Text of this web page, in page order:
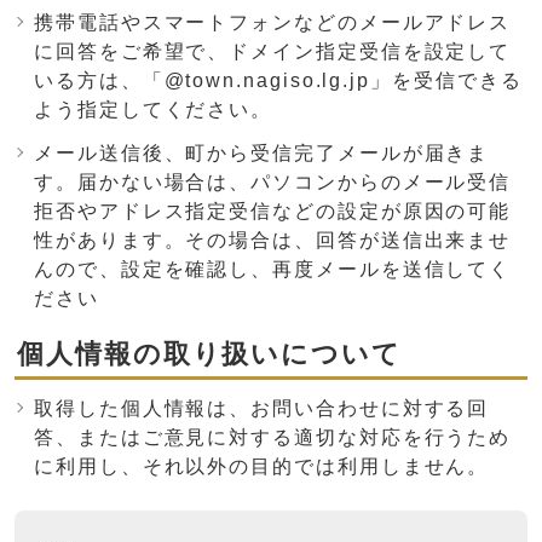
携帯電話やスマートフォンなどのメールアドレス
に回答をご希望で、ドメイン指定受信を設定して
いる方は、「@town.nagiso.lg.jp」を受信できる
よう指定してください。
メール送信後、町から受信完了メールが届きま
す。届かない場合は、パソコンからのメール受信
拒否やアドレス指定受信などの設定が原因の可能
性があります。その場合は、回答が送信出来ませ
んので、設定を確認し、再度メールを送信してく
ださい
個人情報の取り扱いについて
取得した個人情報は、お問い合わせに対する回
答、またはご意見に対する適切な対応を行うため
に利用し、それ以外の目的では利用しません。